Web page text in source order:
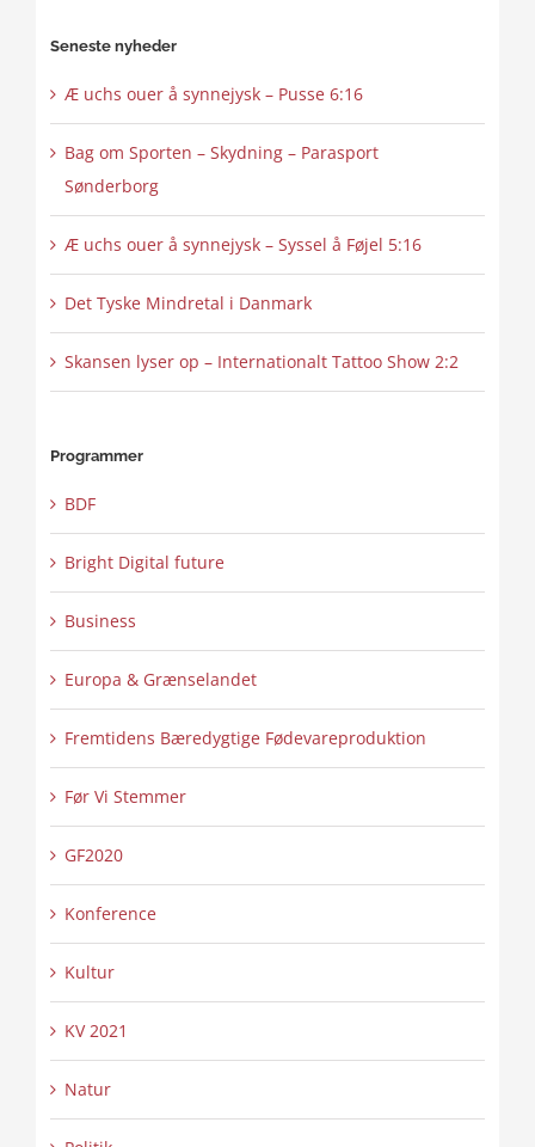
Seneste nyheder
Æ uchs ouer å synnejysk – Pusse 6:16
Bag om Sporten – Skydning – Parasport
Sønderborg
Æ uchs ouer å synnejysk – Syssel å Føjel 5:16
Det Tyske Mindretal i Danmark
Skansen lyser op – Internationalt Tattoo Show 2:2
Programmer
BDF
Bright Digital future
Business
Europa & Grænselandet
Fremtidens Bæredygtige Fødevareproduktion
Før Vi Stemmer
GF2020
Konference
Kultur
KV 2021
Natur